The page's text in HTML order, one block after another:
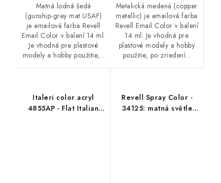
Matná lodná šedá
(gunship-grey mat USAF)
je emailová farba Revell
Email Color v balení 14 ml.
Je vhodná pre plastové
modely a hobby použitie,...
Metalická medená (copper
metallic) je emailová farba
Revell Email Color v balení
14 ml. Je vhodná pre
plastové modely a hobby
použitie, po zriedení...
Italeri color acryl
4855AP - Flat Italian
Revell Spray Color -
34125: matná světle